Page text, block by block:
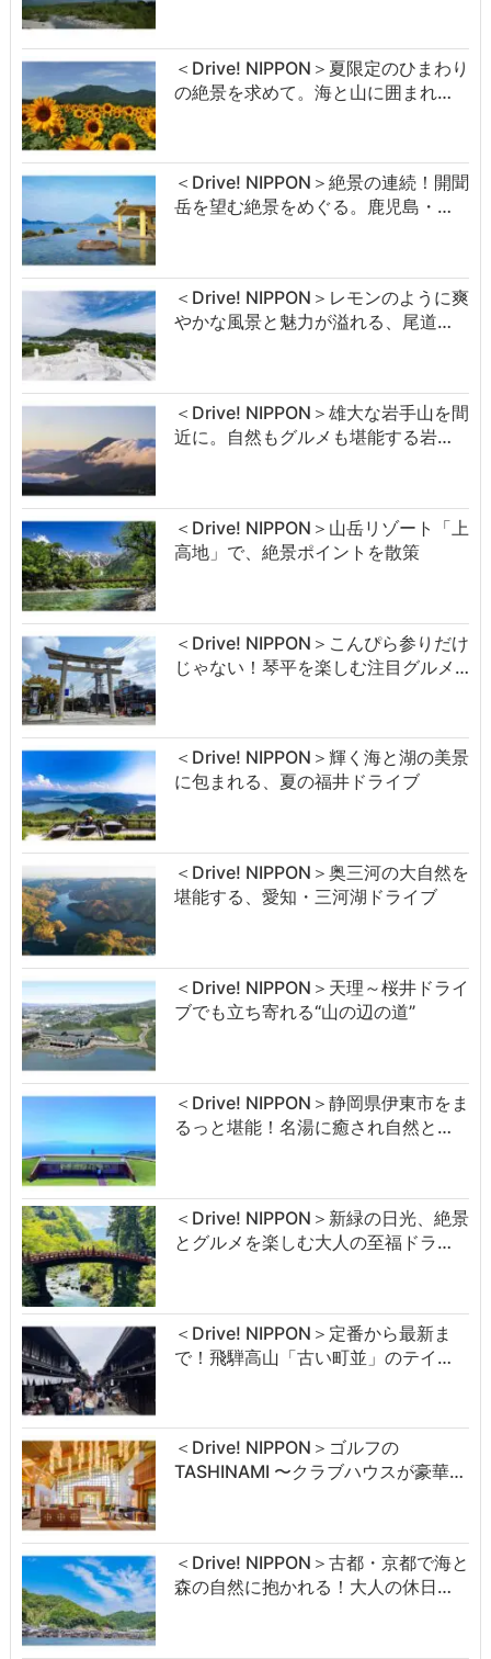
＜Drive! NIPPON＞夏限定のひまわり
の絶景を求めて。海と山に囲まれ…
＜Drive! NIPPON＞絶景の連続！開聞
岳を望む絶景をめぐる。鹿児島・…
＜Drive! NIPPON＞レモンのように爽
やかな風景と魅力が溢れる、尾道…
＜Drive! NIPPON＞雄大な岩手山を間
近に。自然もグルメも堪能する岩…
＜Drive! NIPPON＞山岳リゾート「上
高地」で、絶景ポイントを散策
＜Drive! NIPPON＞こんぴら参りだけ
じゃない！琴平を楽しむ注目グルメ…
＜Drive! NIPPON＞輝く海と湖の美景
に包まれる、夏の福井ドライブ
＜Drive! NIPPON＞奥三河の大自然を
堪能する、愛知・三河湖ドライブ
＜Drive! NIPPON＞天理～桜井ドライ
ブでも立ち寄れる“山の辺の道”
＜Drive! NIPPON＞静岡県伊東市をま
るっと堪能！名湯に癒され自然と…
＜Drive! NIPPON＞新緑の日光、絶景
とグルメを楽しむ大人の至福ドラ…
＜Drive! NIPPON＞定番から最新ま
で！飛騨高山「古い町並」のテイ…
＜Drive! NIPPON＞ゴルフの
TASHINAMI 〜クラブハウスが豪華…
＜Drive! NIPPON＞古都・京都で海と
森の自然に抱かれる！大人の休日…